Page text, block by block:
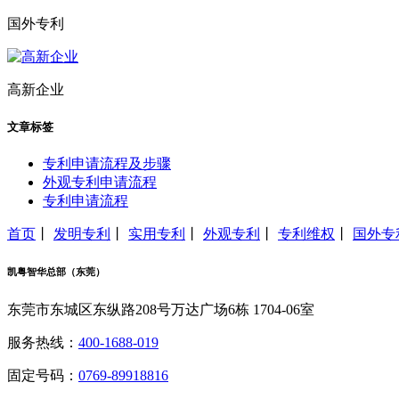
国外专利
高新企业
文章标签
专利申请流程及步骤
外观专利申请流程
专利申请流程
首页 发明专利 实用专利 外观专利 专利维权 国外专
凯粤智华总部（东莞）
东莞市东城区东纵路208号万达广场6栋 1704-06室
服务热线： 400-1688-019
固定号码： 0769-89918816